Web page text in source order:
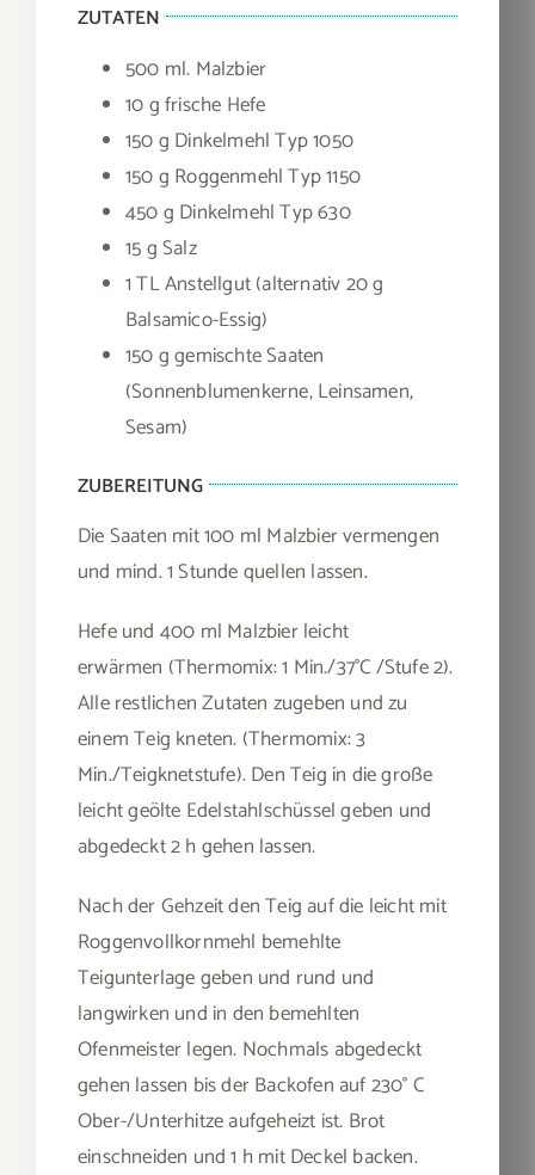
ZUTATEN
500 ml. Malzbier
10 g frische Hefe
150 g Dinkelmehl Typ 1050
150 g Roggenmehl Typ 1150
450 g Dinkelmehl Typ 630
15 g Salz
1 TL Anstellgut (alternativ 20 g
Balsamico-Essig)
150 g gemischte Saaten
(Sonnenblumenkerne, Leinsamen,
Sesam)
ZUBEREITUNG
Die Saaten mit 100 ml Malzbier vermengen
und mind. 1 Stunde quellen lassen.
Hefe und 400 ml Malzbier leicht
erwärmen (Thermomix: 1 Min./37°C /Stufe 2).
Alle restlichen Zutaten zugeben und zu
einem Teig kneten. (Thermomix: 3
Min./Teigknetstufe). Den Teig in die große
leicht geölte Edelstahlschüssel geben und
abgedeckt 2 h gehen lassen.
Nach der Gehzeit den Teig auf die leicht mit
Roggenvollkornmehl bemehlte
Teigunterlage geben und rund und
langwirken und in den bemehlten
Ofenmeister legen. Nochmals abgedeckt
gehen lassen bis der Backofen auf 230° C
Ober-/Unterhitze aufgeheizt ist. Brot
einschneiden und 1 h mit Deckel backen.